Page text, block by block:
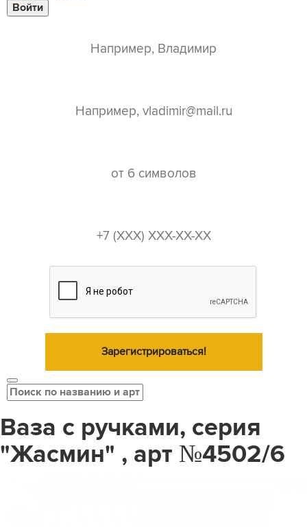
Войти
Зарегистрироваться!
Ваза с ручками, серия
"Жасмин" , арт №4502/6